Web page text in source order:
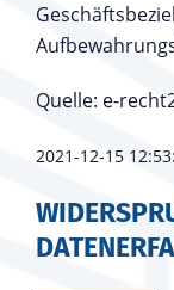
Quelle: e-
2021-12-15